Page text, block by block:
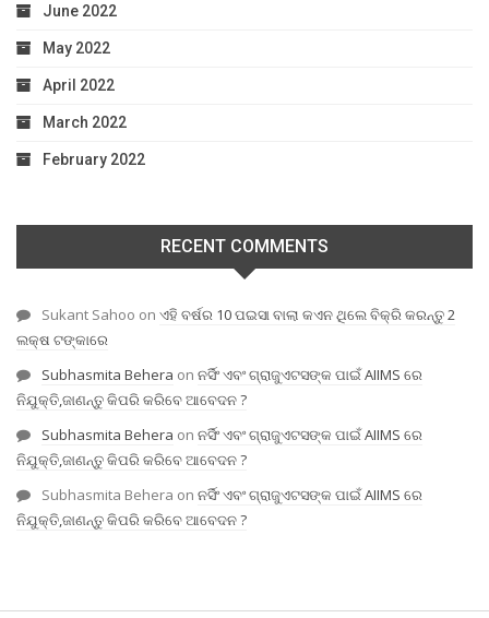
June 2022
May 2022
April 2022
March 2022
February 2022
RECENT COMMENTS
Sukant Sahoo on ଏହି ବର୍ଷର 10 ପଇସା ବାଲା କଏନ ଥିଲେ ବିକ୍ରି କରନ୍ତୁ 2
ଲକ୍ଷ ଟଙ୍କାରେ
Subhasmita Behera on ନର୍ସିଂ ଏବଂ ଗ୍ରାଜୁଏଟସଙ୍କ ପାଇଁ AIIMS ରେ
ନିଯୁକ୍ତି,ଜାଣନ୍ତୁ କିପରି କରିବେ ଆବେଦନ ?
Subhasmita Behera on ନର୍ସିଂ ଏବଂ ଗ୍ରାଜୁଏଟସଙ୍କ ପାଇଁ AIIMS ରେ
ନିଯୁକ୍ତି,ଜାଣନ୍ତୁ କିପରି କରିବେ ଆବେଦନ ?
Subhasmita Behera on ନର୍ସିଂ ଏବଂ ଗ୍ରାଜୁଏଟସଙ୍କ ପାଇଁ AIIMS ରେ
ନିଯୁକ୍ତି,ଜାଣନ୍ତୁ କିପରି କରିବେ ଆବେଦନ ?